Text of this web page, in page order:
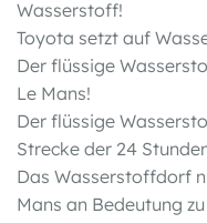
Wasserstoff!
Toyota setzt auf
Der flüssige
Le Mans!
Der flüssige
Strecke der 24
Das Wasserstoffdorf
Mans an Bedeutung zu